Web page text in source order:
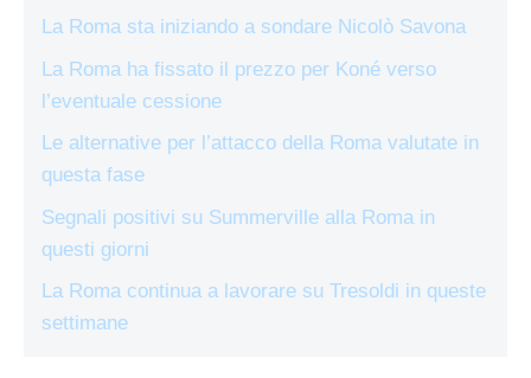
La Roma sta iniziando a sondare Nicolò Savona
La Roma ha fissato il prezzo per Koné verso
l’eventuale cessione
Le alternative per l’attacco della Roma valutate in
questa fase
Segnali positivi su Summerville alla Roma in
questi giorni
La Roma continua a lavorare su Tresoldi in queste
settimane